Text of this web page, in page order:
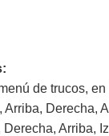
de trucos,
Arriba, Derecha,
Derecha, Arriba,